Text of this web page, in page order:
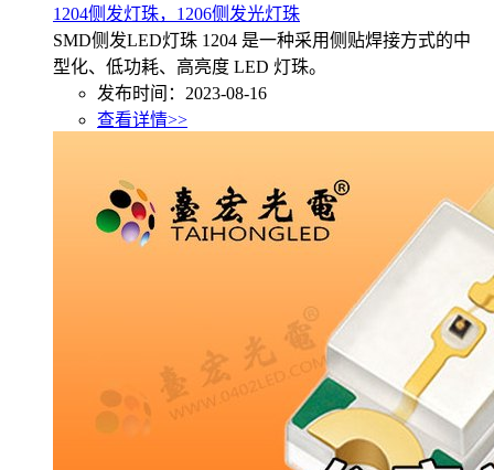
1204侧发灯珠，1206侧发光灯珠
SMD侧发LED灯珠 1204 是一种采用侧贴焊接方式的中
型化、低功耗、高亮度 LED 灯珠。
发布时间：2023-08-16
查看详情>>